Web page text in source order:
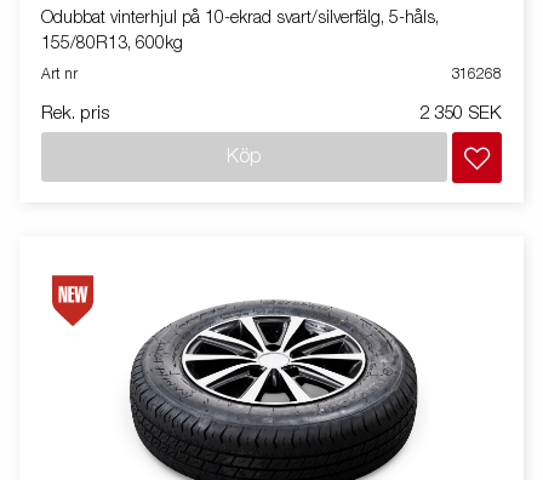
Odubbat vinterhjul på 10-ekrad svart/silverfälg, 5-håls,
155/80R13, 600kg
Art nr 316268
Rek. pris 2 350 SEK
Köp